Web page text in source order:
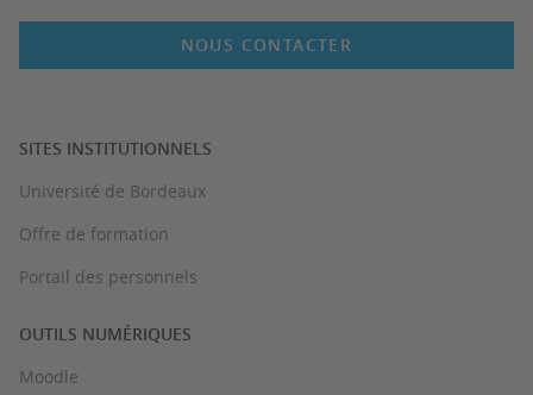
NOUS CONTACTER
SITES INSTITUTIONNELS
Université de Bordeaux
Offre de formation
Portail des personnels
OUTILS NUMÉRIQUES
Moodle